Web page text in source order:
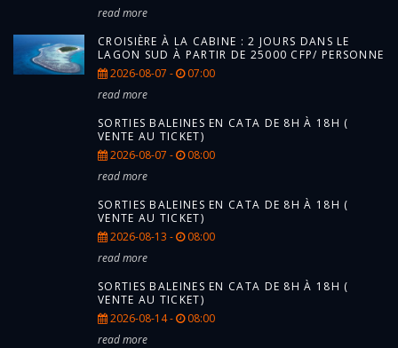
read more
CROISIÈRE À LA CABINE : 2 JOURS DANS LE
LAGON SUD À PARTIR DE 25000 CFP/ PERSONNE
2026-08-07 -
07:00
read more
SORTIES BALEINES EN CATA DE 8H À 18H (
VENTE AU TICKET)
2026-08-07 -
08:00
read more
SORTIES BALEINES EN CATA DE 8H À 18H (
VENTE AU TICKET)
2026-08-13 -
08:00
read more
SORTIES BALEINES EN CATA DE 8H À 18H (
VENTE AU TICKET)
2026-08-14 -
08:00
read more